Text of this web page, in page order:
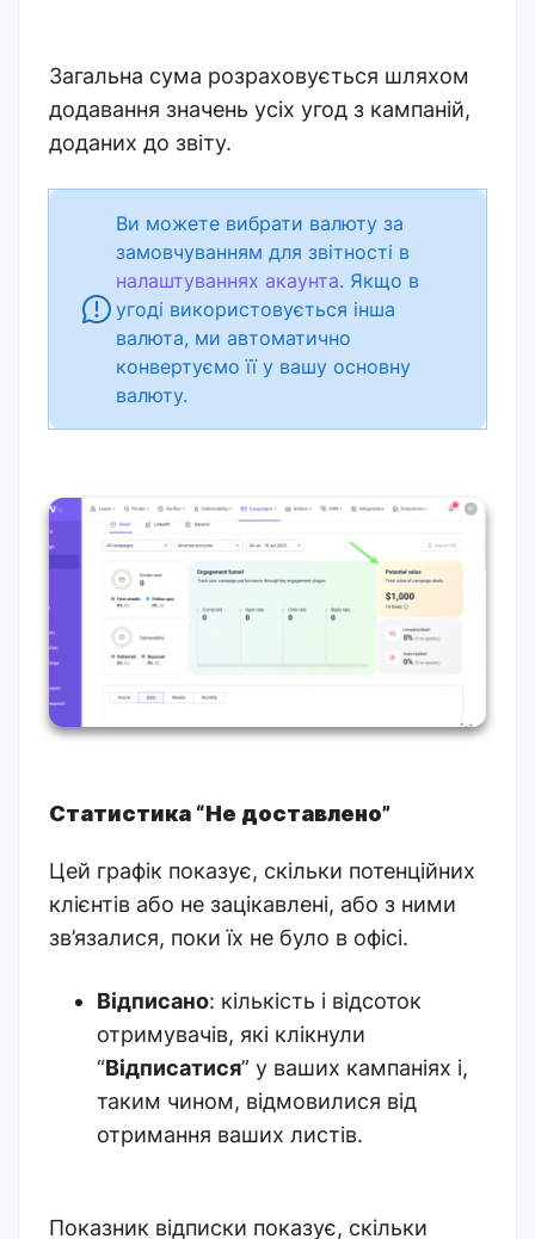
Загальна сума розраховується шляхом
додавання значень усіх угод з кампаній,
доданих до звіту.
Ви можете вибрати валюту за
замовчуванням для звітності в
налаштуваннях акаунта. Якщо в
угоді використовується інша
валюта, ми автоматично
конвертуємо її у вашу основну
валюту.
Статистика “Не доставлено”
Цей графік показує, скільки потенційних
клієнтів або не зацікавлені, або з ними
зв’язалися, поки їх не було в офісі.
Відписано: кількість і відсоток
отримувачів, які клікнули
“Відписатися” у ваших кампаніях і,
таким чином, відмовилися від
отримання ваших листів.
Показник відписки показує, скільки